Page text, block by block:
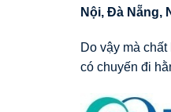
Nội, Đà Nẵng,
Do vậy mà
có chuyến đi